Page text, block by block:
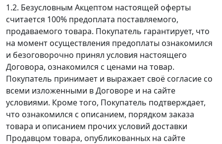
1.2. Безусловным Акцептом настоящей оферты
считается 100% предоплата поставляемого,
продаваемого товара. Покупатель гарантирует, что
на момент осуществления предоплаты ознакомился
и безоговорочно принял условия настоящего
Договора, ознакомился с ценами на товар.
Покупатель принимает и выражает своё согласие со
всеми изложенными в Договоре и на сайте
условиями. Кроме того, Покупатель подтверждает,
что ознакомился с описанием, порядком заказа
товара и описанием прочих условий доставки
Продавцом товара, опубликованных на сайте